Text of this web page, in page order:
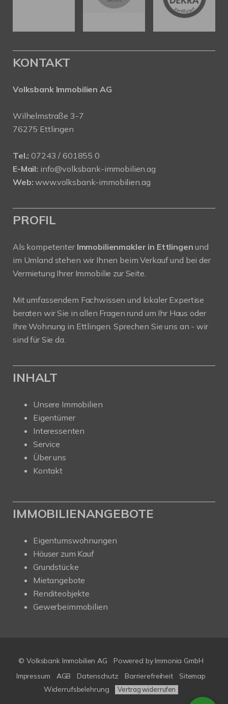
KONTAKT
Volksbank Immobilien AG
Wilhelmstraße 3-7
76275 Ettlingen
Tel.: 07243 / 601855 0
E-Mail: info@volksbank-immobilien.ag
Web: www.volksbank-immobilien.ag
PROFIL
Als kompetenter Immobilienmakler in Ettlingen und
im Umland stehen wir Ihnen beim Verkauf und bei der
Vermietung Ihrer Immobilie zur Seite.
Mit umfassendem Fachwissen und lokaler Expertise
beraten wir Sie in allen Fragen rund um Ihr Haus oder
Ihre Wohnung in Ettlingen. Sprechen Sie uns an - wir
sind für Sie da.
INHALT
Unsere Immobilien
Eigentümer
Interessenten
Service
Über uns
Kontakt
IMMOBILIENANGEBOTE
Eigentumswohnungen
Häuser zum Kauf
Grundstücke
Mietangebote
Renditeobjekte
Gewerbeimmobilien
© Volksbank Immobilien AG
Powered by Immonia GmbH
Impressum
AGB Datenschutz Barrierefreiheit
Sitemap
Widerrufsbelehrung
Vertrag widerrufen